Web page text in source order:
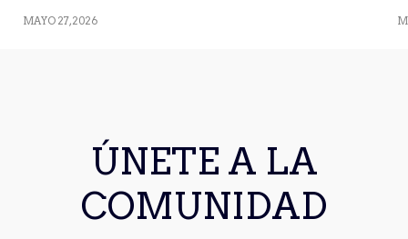
MAYO 27, 2026
ÚNETE A LA
COMUNIDAD